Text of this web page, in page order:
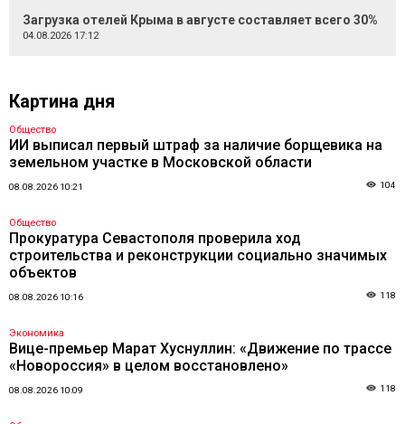
Загрузка отелей Крыма в августе составляет всего 30%
04.08.2026 17:12
Картина дня
Общество
ИИ выписал первый штраф за наличие борщевика на
земельном участке в Московской области
08.08.2026 10:21 104
Общество
Прокуратура Севастополя проверила ход
строительства и реконструкции социально значимых
объектов
08.08.2026 10:16 118
Экономика
Вице-премьер Марат Хуснуллин: «Движение по трассе
«Новороссия» в целом восстановлено»
08.08.2026 10:09 118